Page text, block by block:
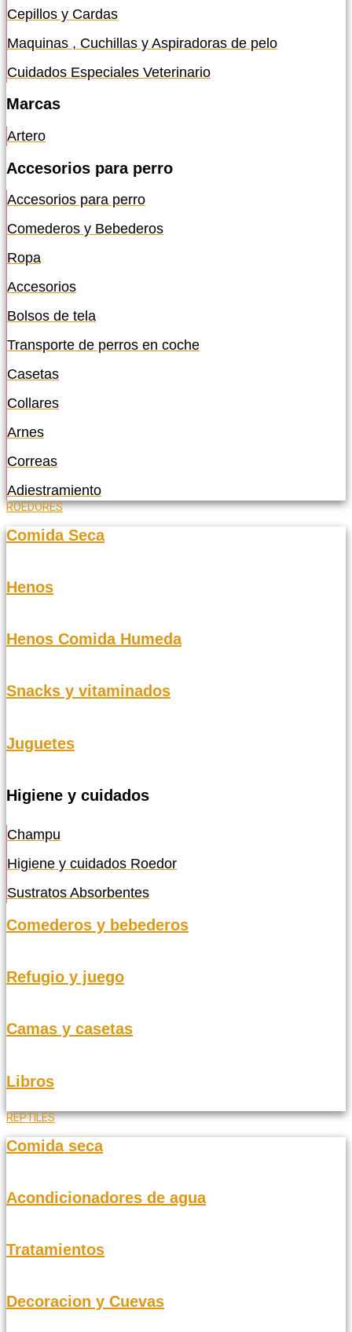
Cepillos y Cardas
Maquinas , Cuchillas y Aspiradoras de pelo
Cuidados Especiales Veterinario
Marcas
Artero
Accesorios para perro
Accesorios para perro
Comederos y Bebederos
Ropa
Accesorios
Bolsos de tela
Transporte de perros en coche
Casetas
Collares
Arnes
Correas
Adiestramiento
ROEDORES
Comida Seca
Henos
Henos Comida Humeda
Snacks y vitaminados
Juguetes
Higiene y cuidados
Champu
Higiene y cuidados Roedor
Sustratos Absorbentes
Comederos y bebederos
Refugio y juego
Camas y casetas
Libros
REPTILES
Comida seca
Acondicionadores de agua
Tratamientos
Decoracion y Cuevas